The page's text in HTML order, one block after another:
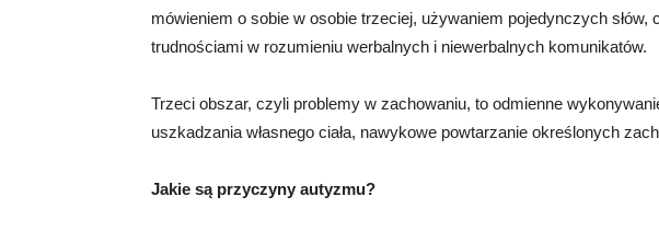
mówieniem o sobie w osobie trzeciej, używaniem pojedynczych słów,
trudnościami w rozumieniu werbalnych i niewerbalnych komunikatów.
Trzeci obszar, czyli problemy w zachowaniu, to odmienne
uszkadzania własnego ciała, nawykowe powtarzanie określonych
Jakie są przyczyny autyzmu?